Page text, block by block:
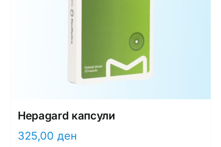
Hepagard капсули
325,00 ден